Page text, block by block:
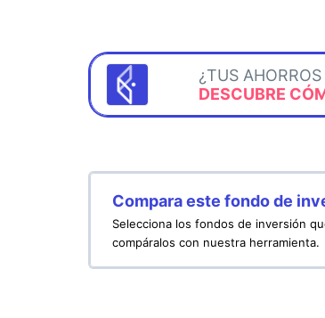
¿TUS
DESCUBRE
Compara este fondo de
Selecciona los fondos de inversión
compáralos con nuestra herramienta.